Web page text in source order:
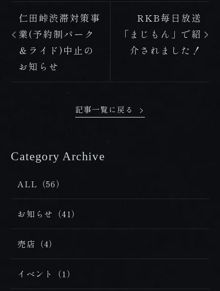
仁田峠渋滞対策事
業(予約制パーク
＆ライド)中止の
お知らせ
RKB毎日放送
「まじもん」で紹
介されました！
記事一覧に戻る
Category Archive
ALL（56）
お知らせ（41）
売店（4）
イベント（1）